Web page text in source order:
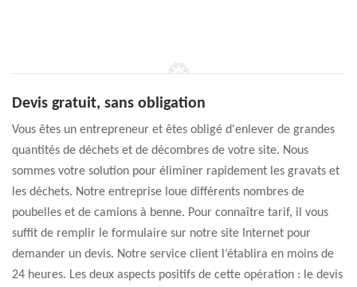
Devis gratuit, sans obligation
Vous êtes un entrepreneur et êtes obligé d'enlever de grandes
quantités de déchets et de décombres de votre site. Nous
sommes votre solution pour éliminer rapidement les gravats et
les déchets. Notre entreprise loue différents nombres de
poubelles et de camions à benne. Pour connaître tarif, il vous
suffit de remplir le formulaire sur notre site Internet pour
demander un devis. Notre service client l’établira en moins de
24 heures. Les deux aspects positifs de cette opération : le devis